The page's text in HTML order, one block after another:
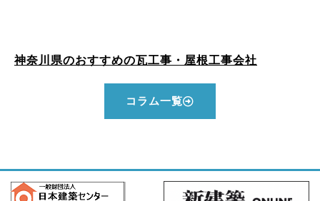
神奈川県のおすすめの瓦工事・屋根工事会社
コラム一覧